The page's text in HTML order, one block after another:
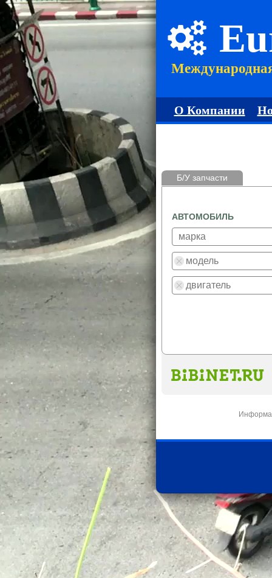
О Компании
Б/У запчасти
АВТОМОБИЛЬ